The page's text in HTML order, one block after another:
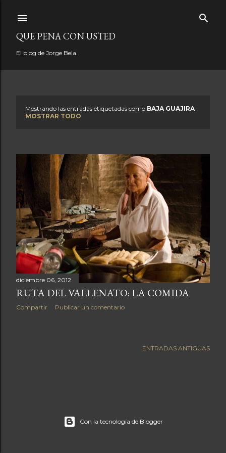
QUE PENA CON USTED
El blog de Jorge Bela.
t
r
a
d
a
s
Mostrando las entradas etiquetadas como BAJA GUAJIRA
MOSTRAR TODO
diciembre 06, 2012
RUTA DEL VALLENATO: LA COMIDA
Compartir Publicar un comentario
ENTRADAS ANTIGUAS
Con la tecnología de Blogger